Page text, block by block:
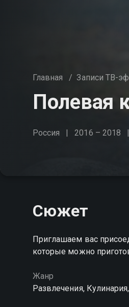
Главная / Записи ТВ-
Полевая
Россия 2016 – 2018
Сюжет
Приглашаем вас
которые можно
Жанр
Развлечения,